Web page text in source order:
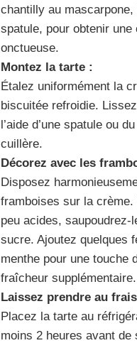
chantilly au mascarpone,
spatule, pour obtenir une
onctueuse.
Montez la tarte :
Étalez uniformément la
biscuitée refroidie.
l’aide d’une spatule ou
cuillère.
Décorez avec les
Disposez
framboises sur la
peu acides, saupoudrez-
sucre. Ajoutez quelques
menthe pour une touche
fraîcheur supplémentaire.
Laissez prendre au
Placez la tarte au
moins 2 heures avant de